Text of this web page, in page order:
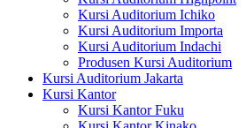
Kursi Auditorium Ichiko
Kursi Auditorium Importa
Kursi Auditorium Indachi
Produsen Kursi Auditorium
Kursi Auditorium Jakarta
Kursi Kantor
Kursi Kantor Fuku